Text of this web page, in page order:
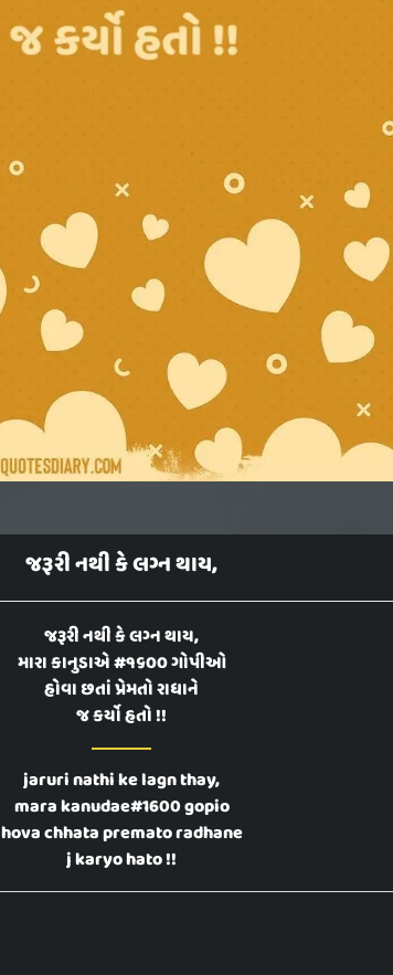
જરૂરી નથી કે લગ્ન થાય,
જરૂરી નથી કે લગ્ન થાય,
મારા કાનુડાએ #૧૬૦૦ ગોપીઓ
હોવા છતાં પ્રેમતો રાધાને
જ કર્યો હતો !!
jaruri nathi ke lagn thay,
mara kanudae#1600 gopio
hova chhata premato radhane
j karyo hato !!